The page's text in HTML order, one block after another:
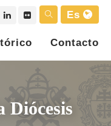
Es
Contacto
Diócesis